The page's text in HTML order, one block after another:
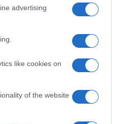
advertising
like cookies on
of the website
il
di voi ha